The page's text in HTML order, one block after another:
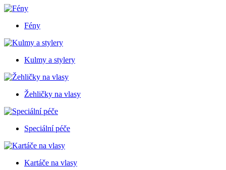
Fény
Kulmy a stylery
Žehličky na vlasy
Speciální péče
Kartáče na vlasy